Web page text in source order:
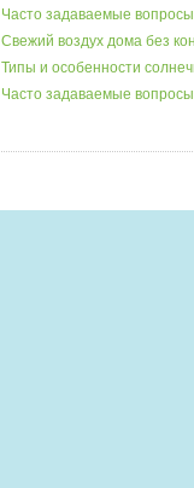
Часто задаваемые
Свежий воздух дома без
Типы и особенности
Часто задаваемые